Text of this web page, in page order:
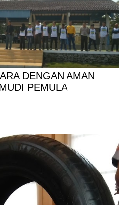
DENGAN AMAN
PEMULA